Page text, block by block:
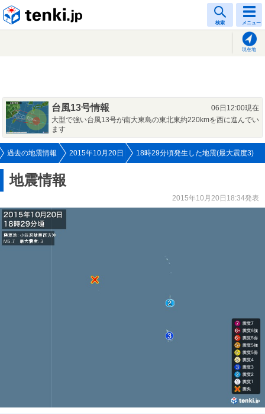
検索 メニュー
現在地
台風13号情報
06日12:00現在
大型で強い台風13号が南大東島の東北東約220kmを西に進んでい
ます
過去の地震情報 2015年10月20日 18時29分頃発生した地震(最大震度3)
地震情報
2015年10月20日18:34発表